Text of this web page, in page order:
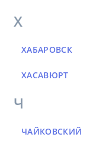
Х
ХАБАРОВСК
ХАСАВЮРТ
Ч
ЧАЙКОВСКИЙ